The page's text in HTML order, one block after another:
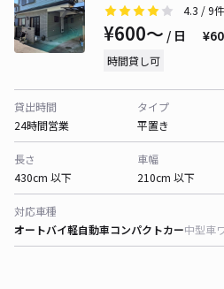
4.3 / 9件
¥600〜 / 日
時間貸し可
貸出時間
24時間営業
タイプ
平置き
長さ
430cm 以下
車幅
210cm 以下
対応車種
オートバイ軽自動車コンパクトカー中型車